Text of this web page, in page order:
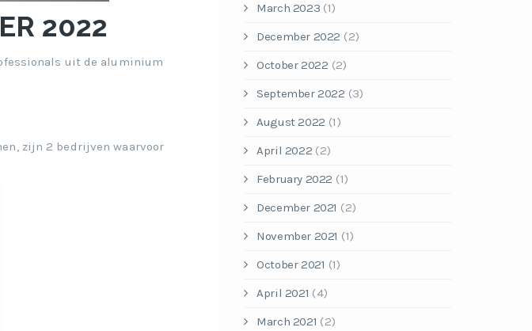
2022
uit de aluminium
zijn 2 bedrijven waarvoor
March 2023 (1)
December 2022 (2)
October 2022 (2)
September 2022 (3)
August 2022 (1)
April 2022 (2)
February 2022 (1)
December 2021 (2)
November 2021 (1)
October 2021 (1)
April 2021 (4)
March 2021 (2)